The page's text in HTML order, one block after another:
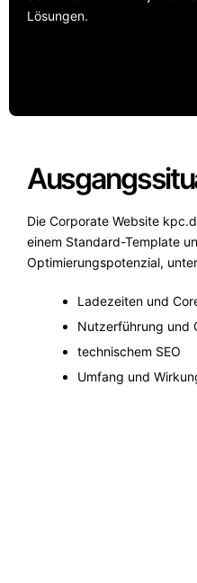
Lösungen.
Die Corporate Website
einem Standard-Template
Optimierungspotenzial,
Ladezeiten und
Nutzerführung und
technischem SEO
Umfang und